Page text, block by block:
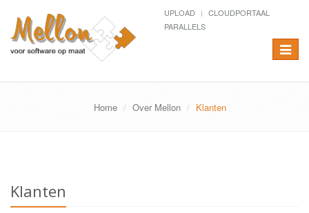
UPLOAD
CLOUDPORTAAL
PARALLELS
Toggle
Home Over Mellon Klanten
Klanten